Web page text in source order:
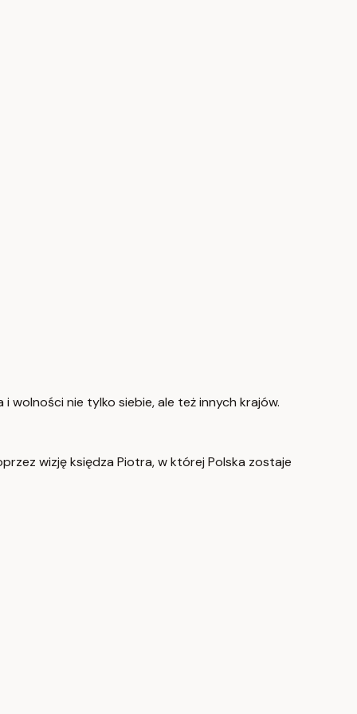
nie tylko siebie, ale też innych krajów.
wizję księdza Piotra, w której Polska zostaje